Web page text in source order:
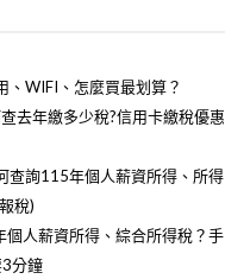
、WIFI、怎麼買最划算？
去年繳多少稅?信用卡繳稅優惠
查詢115年個人薪資所得、所得
稅)
個人薪資所得、綜合所得稅？手
分鐘